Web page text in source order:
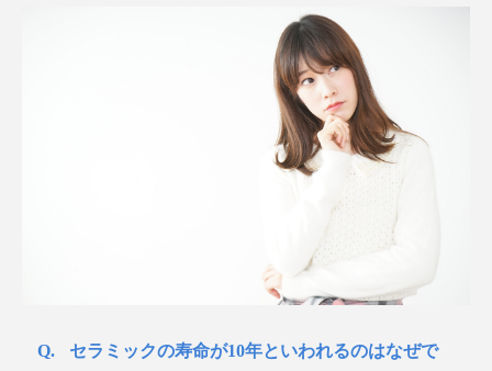
セラミックの寿命が10年といわれるのはなぜで